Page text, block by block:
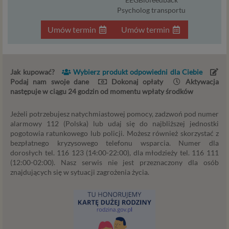
Umów termin
Psycholog transportu
Umów termin
Jak kupować?
Wybierz produkt odpowiedni dla Ciebie
Podaj nam swoje dane
Dokonaj opłaty
Aktywacja
następuje w ciągu 24 godzin od momentu wpłaty środków
Jeżeli potrzebujesz natychmiastowej pomocy, zadzwoń pod numer
alarmowy 112 (Polska) lub udaj się do najbliższej jednostki
pogotowia ratunkowego lub policji. Możesz również skorzystać z
bezpłatnego kryzysowego telefonu wsparcia. Numer dla
dorosłych tel. 116 123 (14:00-22:00), dla młodzieży tel. 116 111
(12:00-02:00). Nasz serwis nie jest przeznaczony dla osób
znajdujących się w sytuacji zagrożenia życia.
Niezbędność przetwarzania do celów wynikających
z prawnie uzasadnionych interesów realizowanych
przez administratora lub przez stronę trzecią. Ta
uzasadnione z uwagi na nasze usprawiedliwione
potrzeby, co obejmuje między innymi konieczność
zapewnienia bezpieczeństwa usługi (np.
nieuprawniona osoba), dokonanie pomiarów
statystycznych, ulepszania naszych usług i
dopasowania ich do potrzeb i wygody
użytkowników (np. personalizowanie treści w
usługach) jak również prowadzenie marketingu i
promocji własnych usług administratora
interesujesz się psychologią dziecka i oglądasz
materiały na ten temat w Psychorada.pl to możemy
Ci wyświetlić reklamę na podobny temat).